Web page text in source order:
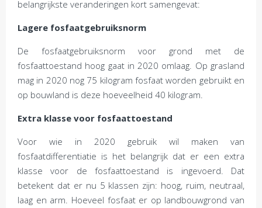
belangrijkste veranderingen kort samengevat:
Lagere fosfaatgebruiksnorm
De fosfaatgebruiksnorm voor grond met de
fosfaattoestand hoog gaat in 2020 omlaag. Op grasland
mag in 2020 nog 75 kilogram fosfaat worden gebruikt en
op bouwland is deze hoeveelheid 40 kilogram.
Extra klasse voor fosfaattoestand
Voor wie in 2020 gebruik wil maken van
fosfaatdifferentiatie is het belangrijk dat er een extra
klasse voor de fosfaattoestand is ingevoerd. Dat
betekent dat er nu 5 klassen zijn: hoog, ruim, neutraal,
laag en arm. Hoeveel fosfaat er op landbouwgrond van